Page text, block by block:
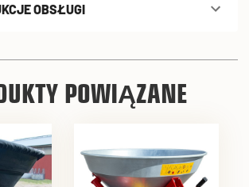
OBSŁUGI
POWIĄZANE